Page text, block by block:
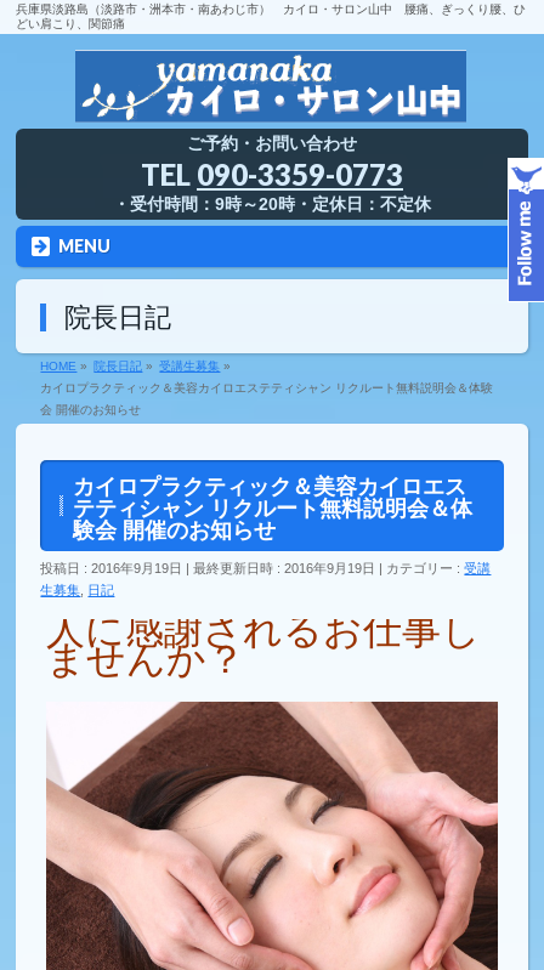
兵庫県淡路島（淡路市・洲本市・南あわじ市） カイロ・サロン山中 腰痛、ぎっくり腰、ひ
どい肩こり、関節痛
ご予約・お問い合わせ
TEL 090-3359-0773
・受付時間：9時～20時・定休日：不定休
MENU
院長日記
HOME » 院長日記 » 受講生募集 »
カイロプラクティック＆美容カイロエステティシャン リクルート無料説明会＆体験
会 開催のお知らせ
カイロプラクティック＆美容カイロエス
テティシャン リクルート無料説明会＆体
験会 開催のお知らせ
投稿日 : 2016年9月19日 最終更新日時 : 2016年9月19日 カテゴリー :受講
生募集 日記
人に感謝されるお仕事し
ませんか？